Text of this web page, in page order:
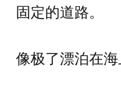
固定的道路。
像极了漂泊在海